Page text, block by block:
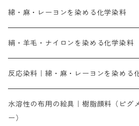
綿・麻・レーヨンを染める化学染料
直接染料－染色手順が簡単
人気のおすすめ直接染料
染色に必要な薬品類
絹・羊毛・ナイロンを染める化学染料
お買い得品
染料一覧
反応染料｜綿・麻・レーヨンを染める
お勧めの3原色（赤・青・黄色）
水溶性の布用の絵具｜樹脂顔料（ピグ
ー）